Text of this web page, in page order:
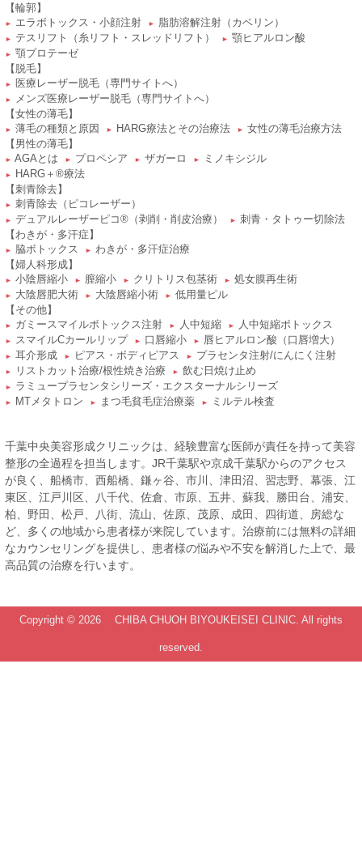
【輪郭】
► エラボトックス・小顔注射 ► 脂肪溶解注射（カベリン）
► テスリフト（糸リフト・スレッドリフト） ► 顎ヒアルロン酸
► 顎プロテーゼ
【脱毛】
► 医療レーザー脱毛（専門サイトへ）
►
メンズ医療レーザー脱毛（専門サイトへ）
【女性の薄毛】
► 薄毛の種類と原因 ► HARG療法とその治療法 ► 女性の薄毛治療方法
【男性の薄毛】
► AGAとは ► プロペシア ► ザガーロ ► ミノキシジル
►
HARG＋®療法
【刺青除去】
► 刺青除去（ピコレーザー）
► デュアルレーザーピコ®（剥削・削皮治療） ► 刺青・タトゥー切除法
【わきが・多汗症】
► 脇ボトックス ► わきが・多汗症治療
【婦人科形成】
► 小陰唇縮小 ► 膣縮小 ► クリトリス包茎術 ► 処女膜再生術
► 大陰唇肥大術 ► 大陰唇縮小術 ► 低用量ピル
【その他】
► ガミースマイルボトックス注射 ► 人中短縮 ► 人中短縮ボトックス
► スマイルCカールリップ ► 口唇縮小 ► 唇ヒアルロン酸（口唇増大）
► 耳介形成 ► ピアス・ボディピアス ► プラセンタ注射/にんにく注射
► リストカット治療/根性焼き治療 ► 飲む日焼け止め
► ラミュープラセンタシリーズ・エクスターナルシリーズ
► MTメタトロン ► まつ毛貧毛症治療薬 ► ミルテル検査
千葉中央美容形成クリニックは、経験豊富な医師が責任を持って美容
整形の全過程を担当します。JR千葉駅や京成千葉駅からのアクセス
が良く、船橋市、西船橋、鎌ヶ谷、市川、津田沼、習志野、幕張、江
東区、江戸川区、八千代、佐倉、市原、五井、蘇我、勝田台、浦安、
柏、野田、松戸、八街、流山、佐原、茂原、成田、四街道、房総な
ど、多くの地域から患者様が来院しています。治療前には無料の詳細
なカウンセリングを提供し、患者様の悩みや不安を解消した上で、最
高品質の治療を行います。
Copyright © 2026 CHIBA CHUOH BIYOUKEISEI CLINIC. All rights
reserved.